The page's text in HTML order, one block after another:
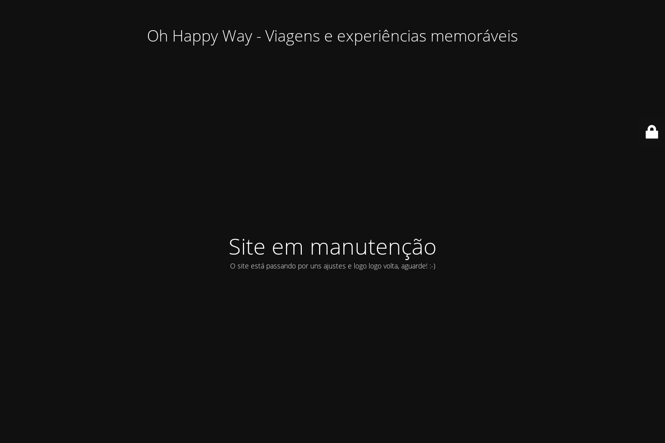
Oh Happy Way - Viagens e experiências memoráveis
Site em manutenção
O site está passando por uns ajustes e logo logo volta, aguarde! :-)